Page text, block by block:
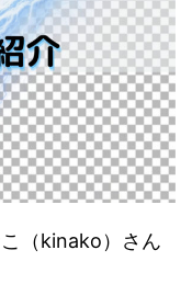
（kinako）さん